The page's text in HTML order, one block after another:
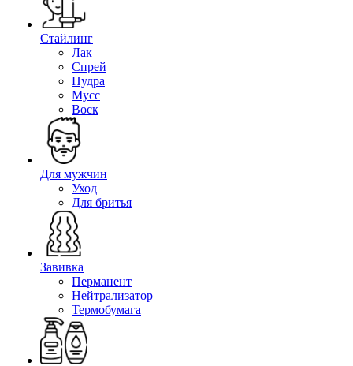
Стайлинг
Лак
Спрей
Пудра
Мусс
Воск
Для мужчин
Уход
Для бритья
Завивка
Перманент
Нейтрализатор
Термобумага